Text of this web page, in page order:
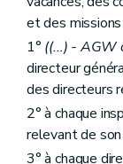
et des
1° ((...) - AGW
directeur
des directeurs
2° à chaque
relevant de
3° à chaque